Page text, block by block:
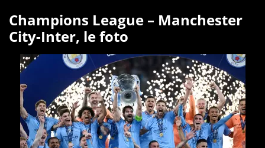
Champions League – Manchester
City-Inter, le foto